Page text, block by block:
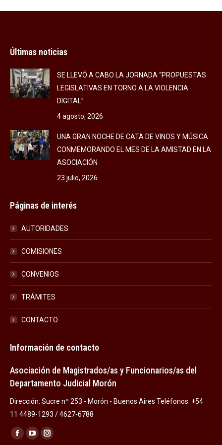
Últimas noticias
SE LLEVÓ A CABO LA JORNADA “PROPUESTAS
LEGISLATIVAS EN TORNO A LA VIOLENCIA
DIGITAL”
4 agosto, 2026
UNA GRAN NOCHE DE CATA DE VINOS Y MÚSICA
CONMEMORANDO EL MES DE LA AMISTAD EN LA
ASOCIACIÓN
23 julio, 2026
Páginas de interés
AUTORIDADES
COMISIONES
CONVENIOS
TRÁMITES
CONTACTO
Información de contacto
Asociación de Magistrados/as y Funcionarios/as del
Departamento Judicial Morón
Dirección: Sucre nº 253 - Morón - Buenos Aires Teléfonos: +54
11 4489-1293 / 4627-6788
Encuéntranos en:
Facebook
YouTubeInstagram